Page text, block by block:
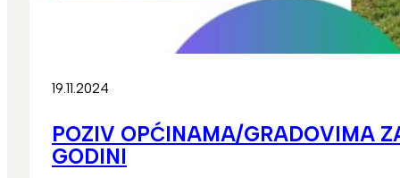
19.11.2024
POZIV OPĆINAMA/GRADOVIMA
GODINI